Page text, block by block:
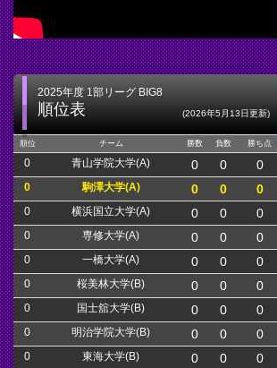
2025年度 1部リーグ BIG8
順位表 (2026年5月13日更新)
順位 チーム 勝数 負数 勝ち点
0 青山学院大学(A) 0 0 0
0 駒澤大学(A) 0 0 0
0 横浜国立大学(A) 0 0 0
0 専修大学(A) 0 0 0
0 一橋大学(A) 0 0 0
0 桜美林大学(B) 0 0 0
0 国士舘大学(B) 0 0 0
0 明治学院大学(B) 0 0 0
0 東海大学(B) 0 0 0